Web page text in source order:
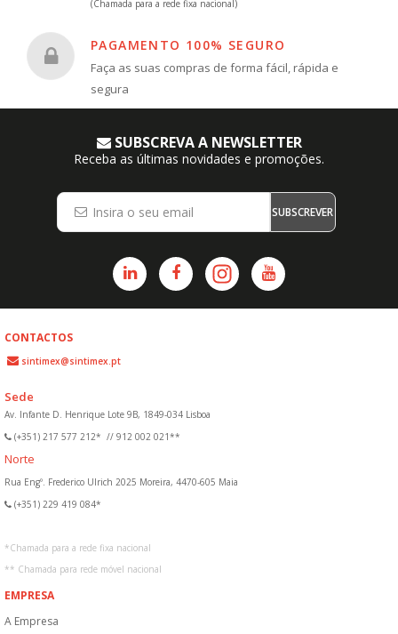
(Chamada para a rede fixa nacional)
PAGAMENTO 100% SEGURO
Faça as suas compras de forma fácil, rápida e
segura
SUBSCREVA A NEWSLETTER
Receba as últimas novidades e promoções.
SUBSCREVER
CONTACTOS
sintimex@sintimex.pt
Sede
Av. Infante D. Henrique Lote 9B, 1849-034 Lisboa
(+351) 217 577 212* // 912 002 021**
Norte
Rua Engº. Frederico Ulrich 2025 Moreira, 4470-605 Maia
(+351) 229 419 084*
*Chamada para a rede fixa nacional
** Chamada para rede móvel nacional
EMPRESA
A Empresa